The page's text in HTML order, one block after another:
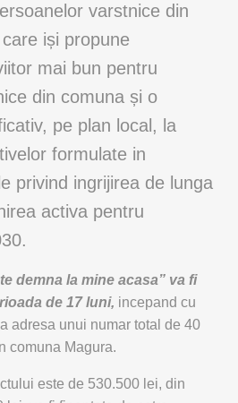
varstnice din
iși propune
mai bun pentru
din comuna și o
pe plan local, la
formulate in
privind ingrijirea de lunga
activa pentru
demna la mine acasa” va fi
de 17 luni, incepand cu
adresa unui numar total de 40
comuna Magura.
este de 530.500 lei, din